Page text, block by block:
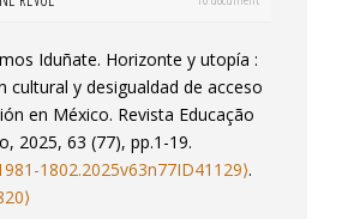
et de
du monde scolaire et du
Iduñate. Horizonte y utopía :
cultural y desigualdad de acceso
en México. Revista Educação
, 2025, 63 (77), pp.1-19.
1802.2025v63n77ID41129⟩.